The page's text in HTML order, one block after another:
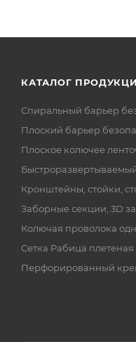
КАТАЛОГ
Спиральный барьер
Плоский барьер
Плоское колючее
Кронштейны, стойки,
Заборные секции, 3D
Колючая проволока
Сетка Рабица плетеная
Перфорированный